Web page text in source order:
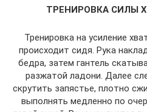
ТРЕНИРОВКА СИЛЫ
Тренировка на усиление
происходит сидя. Рука
бедра, затем гантель
разжатой ладони. Далее
скрутить запястье, плотно
выполнять медленно по